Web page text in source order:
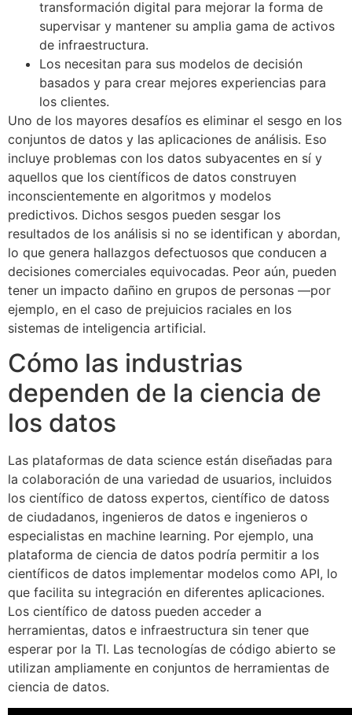
transformación digital para mejorar la forma de
supervisar y mantener su amplia gama de activos
de infraestructura.
Los necesitan para sus modelos de decisión
basados y para crear mejores experiencias para
los clientes.
Uno de los mayores desafíos es eliminar el sesgo en los
conjuntos de datos y las aplicaciones de análisis. Eso
incluye problemas con los datos subyacentes en sí y
aquellos que los científicos de datos construyen
inconscientemente en algoritmos y modelos
predictivos. Dichos sesgos pueden sesgar los
resultados de los análisis si no se identifican y abordan,
lo que genera hallazgos defectuosos que conducen a
decisiones comerciales equivocadas. Peor aún, pueden
tener un impacto dañino en grupos de personas —por
ejemplo, en el caso de prejuicios raciales en los
sistemas de inteligencia artificial.
Cómo las industrias
dependen de la ciencia de
los datos
Las plataformas de data science están diseñadas para
la colaboración de una variedad de usuarios, incluidos
los científico de datoss expertos, científico de datoss
de ciudadanos, ingenieros de datos e ingenieros o
especialistas en machine learning. Por ejemplo, una
plataforma de ciencia de datos podría permitir a los
científicos de datos implementar modelos como API, lo
que facilita su integración en diferentes aplicaciones.
Los científico de datoss pueden acceder a
herramientas, datos e infraestructura sin tener que
esperar por la TI. Las tecnologías de código abierto se
utilizan ampliamente en conjuntos de herramientas de
ciencia de datos.